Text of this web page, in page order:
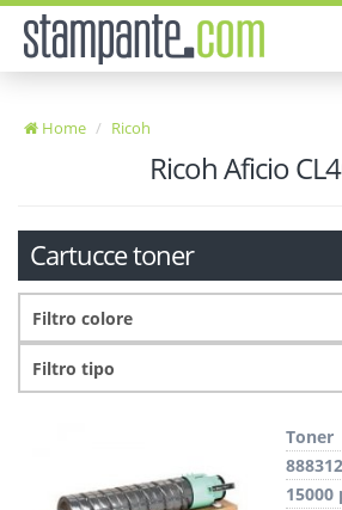
Home Ricoh
Ricoh Aficio
Cartucce toner
Toner
888312
15000